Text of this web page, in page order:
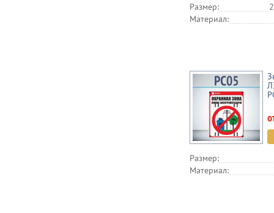
Размер:
Материал:
Размер:
Материал: